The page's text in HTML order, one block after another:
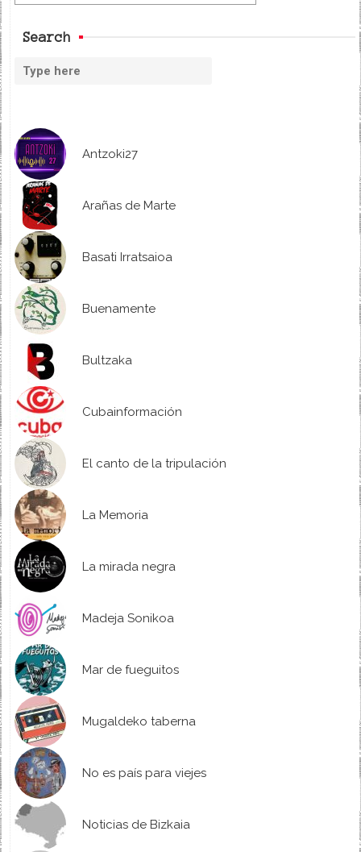
Search
Antzoki27
Arañas de Marte
Basati Irratsaioa
Buenamente
Bultzaka
Cubainformación
El canto de la tripulación
La Memoria
La mirada negra
Madeja Sonikoa
Mar de fueguitos
Mugaldeko taberna
No es país para viejes
Noticias de Bizkaia